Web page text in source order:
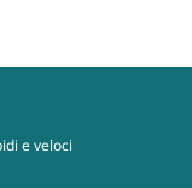
e veloci